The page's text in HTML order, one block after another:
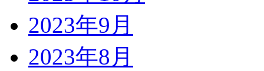
2023年9月
2023年8月